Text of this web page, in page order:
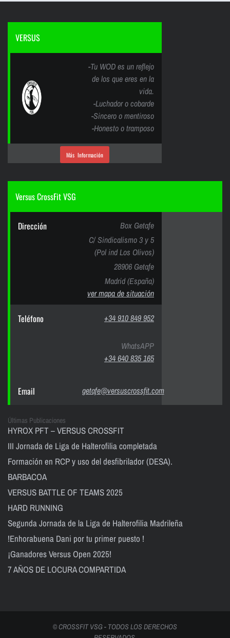
VERSUS
-Tu WOD es un reflejo
de los que eres en la
vida.
-Luchador o cobarde
-Sincero o mentiroso
-Honesto o tramposo
Más Información
Versus CrossFit VSG
Dirección
Box Getafe
C/ Sindicalismo 3 y 5
(Pol ind Los Olivos)
28906 Getafe
Madrid (España)
ver mapa de situación
Teléfono +34 910 849 952
WhatsAPP
+34 640 835 165
Email getafe@versuscrossfit.com
Últimas Publicaciones
HYROX PFT – VERSUS CROSSFIT
III Jornada de Liga de Halterofilia completada
Formación en RCP y uso del desfibrilador (DESA).
BARBACOA
VERSUS BATTLE OF TEAMS 2025
HARD RUNNING
Segunda Jornada de la Liga de Halterofilia Madrileña
!Enhorabuena Dani por tu primer puesto !
¡Ganadores Versus Open 2025!
7 AÑOS DE LOCURA COMPARTIDA
© CROSSFIT VSG - TODOS LOS DERECHOS